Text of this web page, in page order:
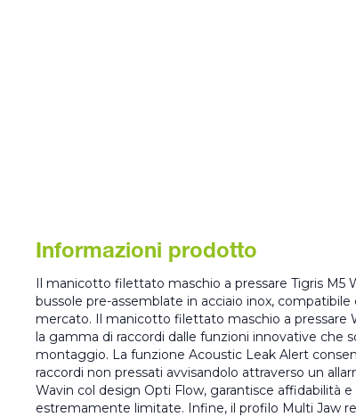
Informazioni prodotto
Il manicotto filettato maschio a pressare Tigris M5
bussole pre-assemblate in acciaio inox,
mercato. Il manicotto filettato maschio a pressare
la gamma di raccordi dalle funzioni innovative che
montaggio. La funzione Acoustic Leak Alert
raccordi non pressati avvisandolo attraverso un
Wavin col design Opti Flow, garantisce affidabilità
estremamente limitate. Infine, il profilo Multi Jaw